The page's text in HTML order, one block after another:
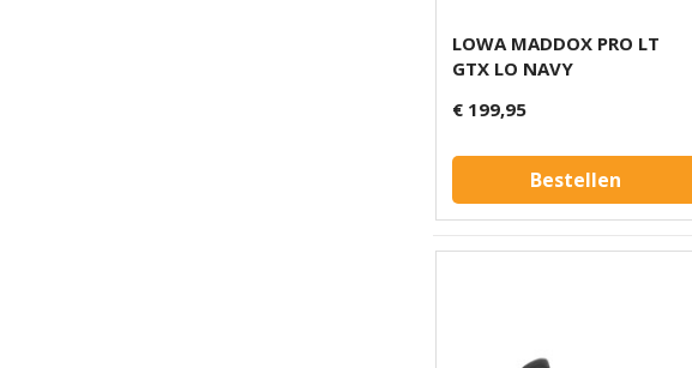
LOWA MADDOX PRO LT
GTX LO NAVY
€ 199,95
Bestellen